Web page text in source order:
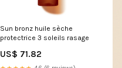
Sun bronz huile sèche
protectrice 3 soleils rasage
US$ 71.82